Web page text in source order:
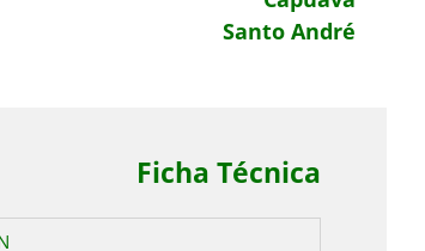
Santo André
Ficha Técnica